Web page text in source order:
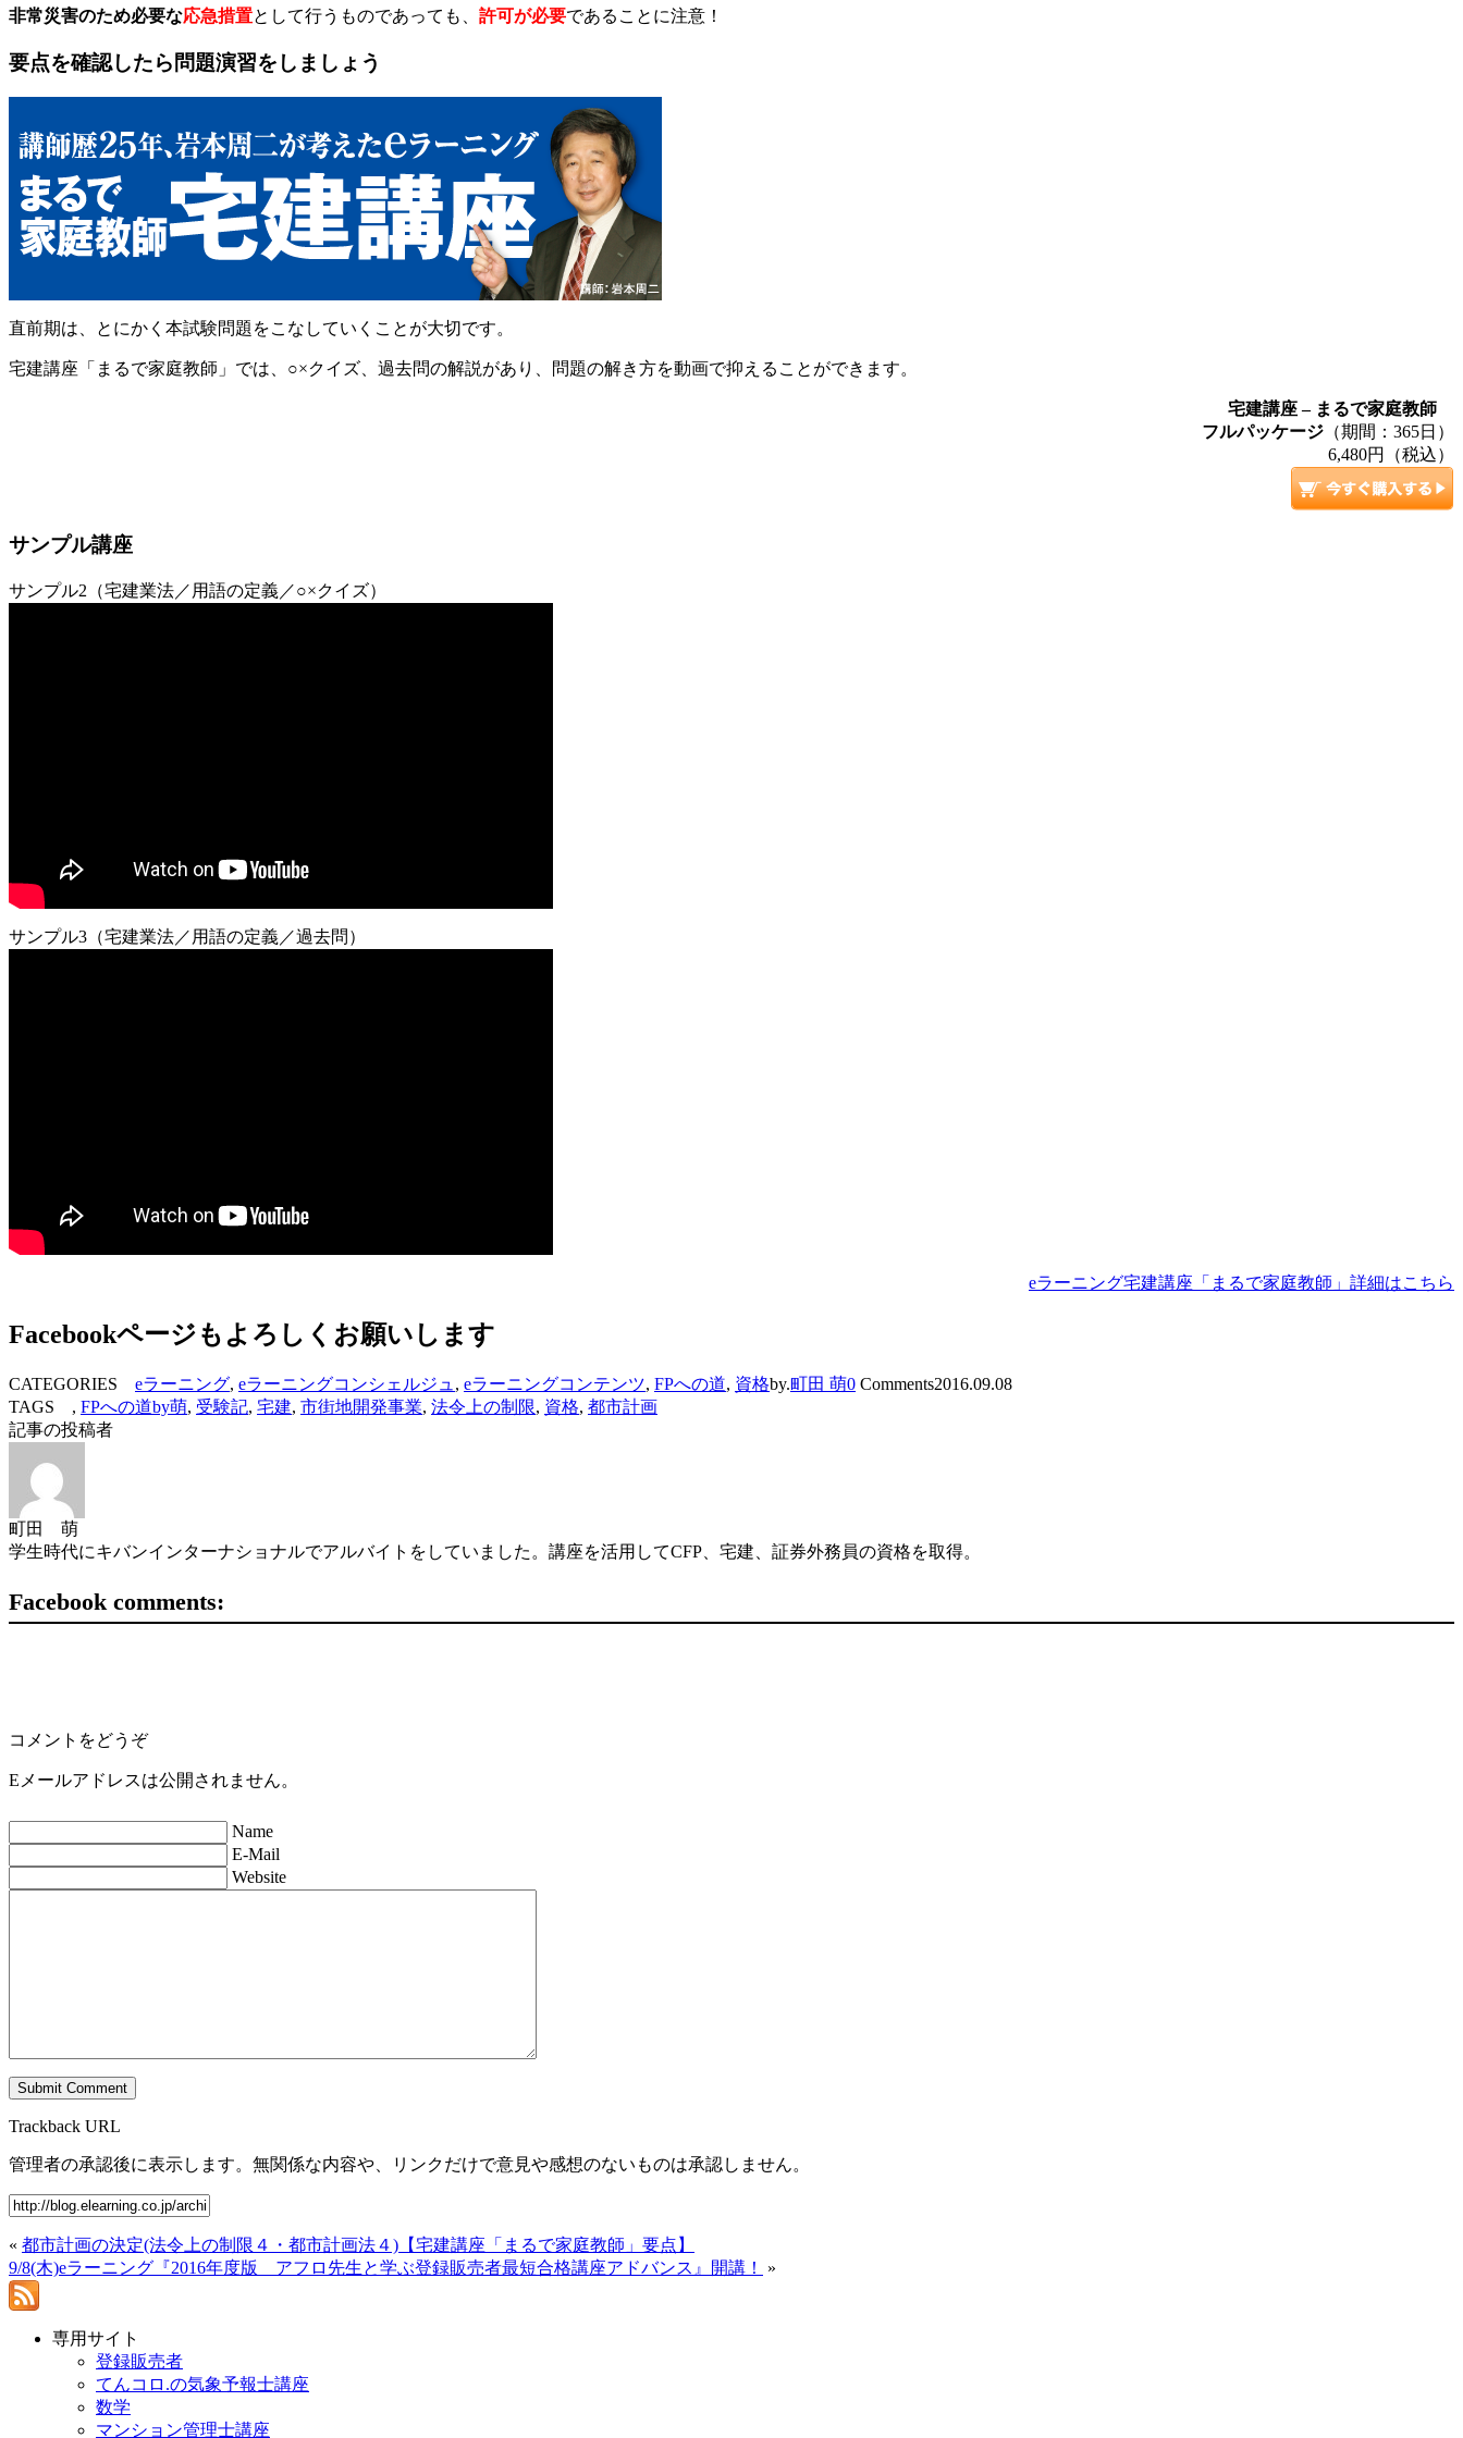
非常災害のため必要な応急措置として行うものであっても、 許可が必要であることに注意！
要点を確認したら問題演習をしましょう
直前期は、とにかく本試験問題をこなしていくことが大切です。
宅建講座「まるで家庭教師」では、○×クイズ、過去問の解説があり、問題の解き方を動画で抑えることができます。
宅建講座 – まるで家庭教師
フルパッケージ （期間：365日）
6,480円（税込）
サンプル講座
サンプル2（宅建業法／用語の定義／○×クイズ）
サンプル3（宅建業法／用語の定義／過去問）
eラーニング宅建講座「まるで家庭教師」詳細はこちら
Facebookページもよろしくお願いします
CATEGORIES eラーニング, eラーニングコンシェルジュ , eラーニングコンテンツ, FPへの道, 資格by.町田 萌0 Comments2016.09.08
TAGS , FPへの道by萌, 受験記, 宅建, 市街地開発事業, 法令上の制限, 資格, 都市計画
記事の投稿者
町田 萌
学生時代にキバンインターナショナルでアルバイトをしていました。講座を活用してCFP、宅建、証券外務員の資格を取得。
Facebook comments:
コメントをどうぞ
Eメールアドレスは公開されません。
Name
E-Mail
Website
Trackback URL
管理者の承認後に表示します。無関係な内容や、リンクだけで意見や感想のないものは承認しません。
« 都市計画の決定(法令上の制限４・都市計画法４)【宅建講座「まるで家庭教師」要点】
9/8(木)eラーニング『2016年度版 アフロ先生と学ぶ登録販売者最短合格講座アドバンス』開講！
»
専用サイト
登録販売者
てんコロ.の気象予報士講座
数学
マンション管理士講座